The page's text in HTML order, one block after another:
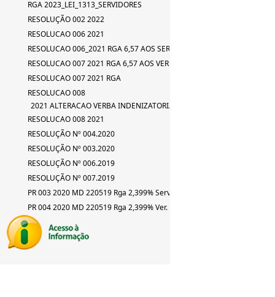
RGA 2023_LEI_1313_SERVIDORES
RESOLUÇÃO 002 2022
RESOLUCAO 006 2021
RESOLUCAO 006_2021 RGA 6,57 AOS SERVIDORES
RESOLUCAO 007 2021 RGA 6,57 AOS VEREADORES
RESOLUCAO 007 2021 RGA
RESOLUCAO 008
2021 ALTERACAO VERBA INDENIZATORIA
RESOLUCAO 008 2021
RESOLUÇÃO Nº 004.2020
RESOLUÇÃO Nº 003.2020
RESOLUÇÃO Nº 006.2019
RESOLUÇÃO Nº 007.2019
PR 003 2020 MD 220519 Rga 2,399% Serv
PR 004 2020 MD 220519 Rga 2,399% Ver.